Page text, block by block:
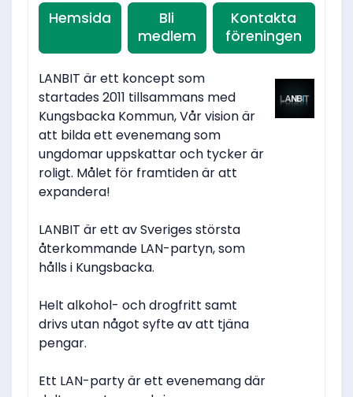
Hemsida
Bli
medlem
Kontakta
föreningen
LANBIT är ett koncept som
startades 2011 tillsammans med
Kungsbacka Kommun, Vår vision är
att bilda ett evenemang som
ungdomar uppskattar och tycker är
roligt. Målet för framtiden är att
expandera!
LANBIT är ett av Sveriges största
återkommande LAN-partyn, som
hålls i Kungsbacka.
Helt alkohol- och drogfritt samt
drivs utan något syfte av att tjäna
pengar.
Ett LAN-party är ett evenemang där